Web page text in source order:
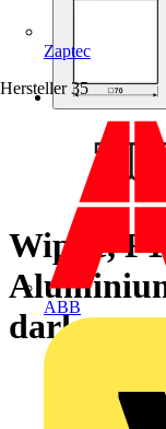
Zaptec
Hersteller 35
ABB
Wippe,
dark